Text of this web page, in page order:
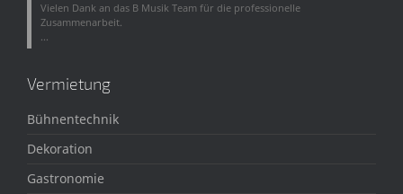
Vielen Dank an das B Musik Team für die professionelle
Zusammenarbeit.
...
Vermietung
Bühnentechnik
Dekoration
Gastronomie